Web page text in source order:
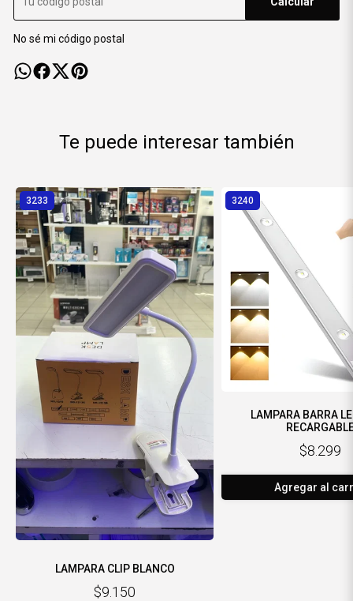
No sé mi código postal
Te puede interesar también
3233
LAMPARA CLIP BLANCO
$9.150
3240
LAMPARA BARRA
$8.299
Agregar al